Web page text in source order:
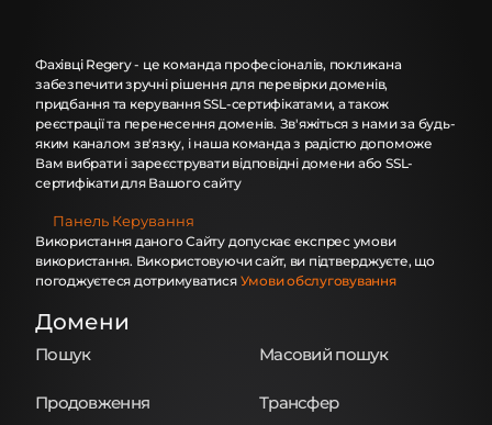
Фахівці Regery - це команда професіоналів, покликана
забезпечити зручні рішення для перевірки доменів,
придбання та керування SSL-сертифікатами, а також
реєстрації та перенесення доменів. Зв'яжіться з нами за будь-
яким каналом зв'язку, і наша команда з радістю допоможе
Вам вибрати і зареєструвати відповідні домени або SSL-
сертифікати для Вашого сайту
Панель Керування
Використання даного Сайту допускає експрес умови
використання. Використовуючи сайт, ви підтверджуєте, що
погоджуєтеся дотримуватися Умови обслуговування
Домени
Пошук Масовий пошук
Продовження Трансфер